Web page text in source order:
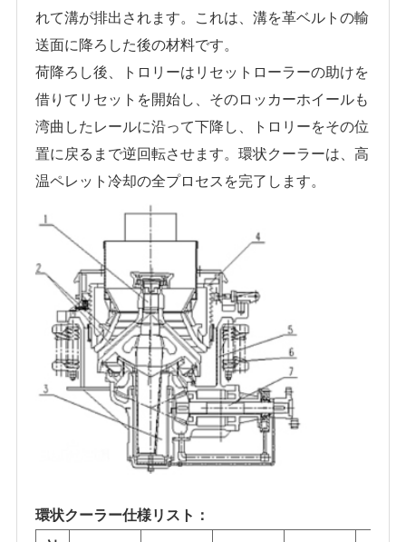
れて溝が排出されます。これは、溝を革ベルトの輸
送面に降ろした後の材料です。
荷降ろし後、トロリーはリセットローラーの助けを
借りてリセットを開始し、そのロッカーホイールも
湾曲したレールに沿って下降し、トロリーをその位
置に戻るまで逆回転させます。環状クーラーは、高
温ペレット冷却の全プロセスを完了します。
環状クーラー仕様リスト：